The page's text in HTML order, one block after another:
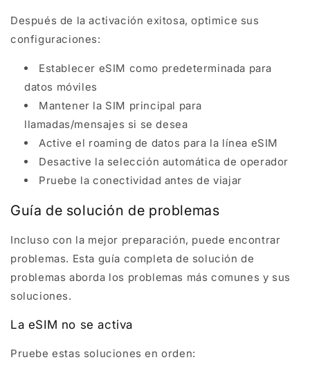
Después de la activación exitosa, optimice sus
configuraciones:
Establecer eSIM como predeterminada para
datos móviles
Mantener la SIM principal para
llamadas/mensajes si se desea
Active el roaming de datos para la línea eSIM
Desactive la selección automática de operador
Pruebe la conectividad antes de viajar
Guía de solución de problemas
Incluso con la mejor preparación, puede encontrar
problemas. Esta guía completa de solución de
problemas aborda los problemas más comunes y sus
soluciones.
La eSIM no se activa
Pruebe estas soluciones en orden: